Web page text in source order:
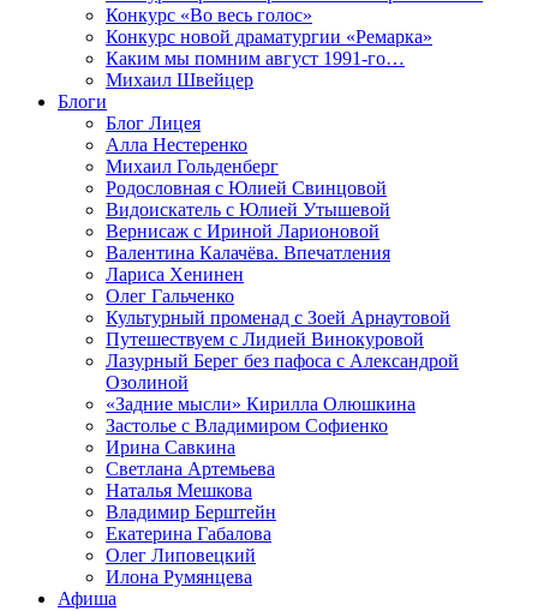
Конкурс «Во весь голос»
Конкурс новой драматургии «Ремарка»
Каким мы помним август 1991-го…
Михаил Швейцер
Блоги
Блог Лицея
Алла Нестеренко
Михаил Гольденберг
Родословная с Юлией Свинцовой
Видоискатель с Юлией Утышевой
Вернисаж с Ириной Ларионовой
Валентина Калачёва. Впечатления
Лариса Хенинен
Олег Гальченко
Культурный променад с Зоей Арнаутовой
Путешествуем с Лидией Винокуровой
Лазурный Берег без пафоса с Александрой
Озолиной
«Задние мысли» Кирилла Олюшкина
Застолье с Владимиром Софиенко
Ирина Савкина
Светлана Артемьева
Наталья Мешкова
Владимир Берштейн
Екатерина Габалова
Олег Липовецкий
Илона Румянцева
Афиша